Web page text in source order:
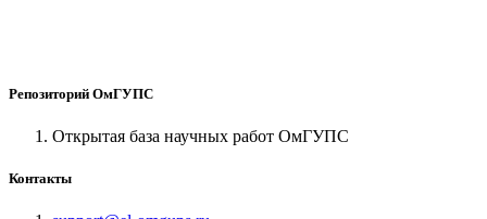
Репозиторий ОмГУПС
Открытая база научных работ ОмГУПС
Контакты